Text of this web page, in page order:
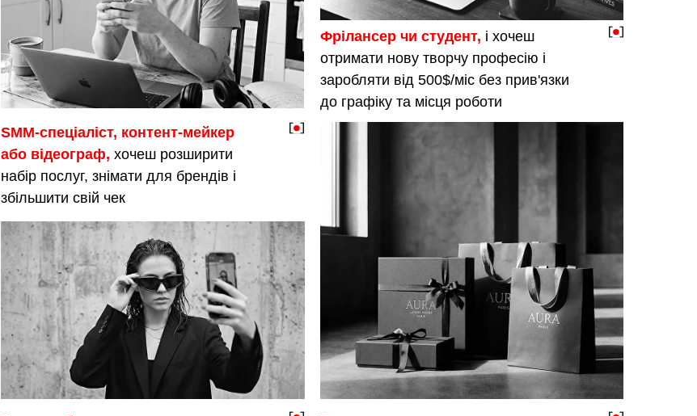
Фрілансер чи студент, і хочеш
отримати нову творчу професію і
заробляти від 500$/міс без прив'язки
до графіку та місця роботи
SMM-спеціаліст, контент-мейкер
або відеограф, хочеш розширити
набір послуг, знімати для брендів і
збільшити свій чек